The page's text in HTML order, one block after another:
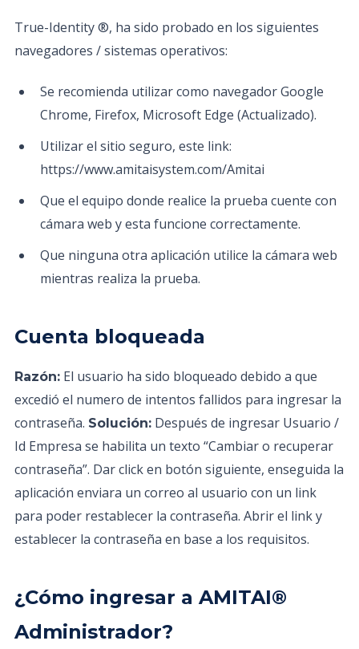
True-Identity ®, ha sido probado en los siguientes
navegadores / sistemas operativos:
Se recomienda utilizar como navegador Google
Chrome, Firefox, Microsoft Edge (Actualizado).
Utilizar el sitio seguro, este link:
https://www.amitaisystem.com/Amitai
Que el equipo donde realice la prueba cuente con
cámara web y esta funcione correctamente.
Que ninguna otra aplicación utilice la cámara web
mientras realiza la prueba.
Cuenta bloqueada
Razón: El usuario ha sido bloqueado debido a que
excedió el numero de intentos fallidos para ingresar la
contraseña. Solución: Después de ingresar Usuario /
Id Empresa se habilita un texto “Cambiar o recuperar
contraseña”. Dar click en botón siguiente, enseguida la
aplicación enviara un correo al usuario con un link
para poder restablecer la contraseña. Abrir el link y
establecer la contraseña en base a los requisitos.
¿Cómo ingresar a AMITAI®
Administrador?